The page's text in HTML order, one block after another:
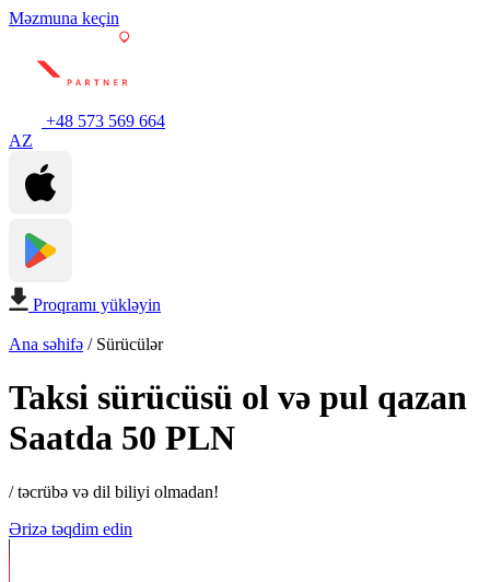
Məzmuna keçin
+48 573 569 664
AZ
Proqramı yükləyin
Ana səhifə / Sürücülər
Taksi sürücüsü ol və pul qazan
Saatda 50 PLN
/ təcrübə və dil biliyi olmadan!
Ərizə təqdim edin